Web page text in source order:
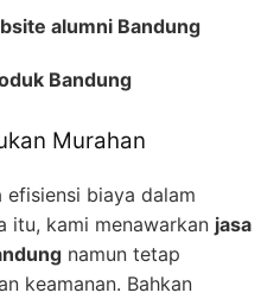
alumni Bandung
Bandung
Murahan
biaya dalam
itu, kami menawarkan jasa
namun tetap
keamanan. Bahkan